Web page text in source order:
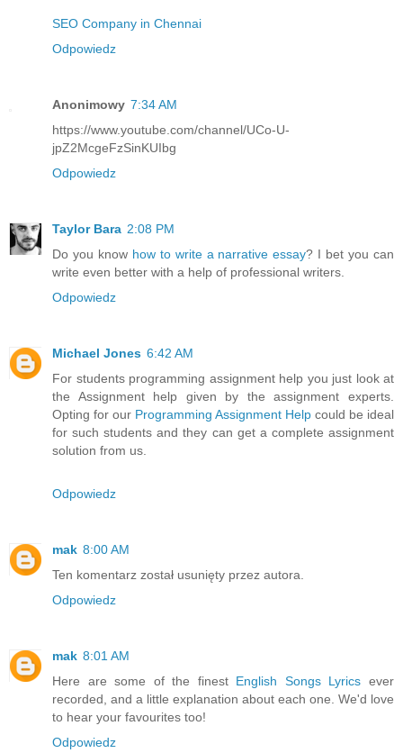
SEO Company in Chennai
Odpowiedz
Anonimowy 7:34 AM
https://www.youtube.com/channel/UCo-U-
jpZ2McgeFzSinKUIbg
Odpowiedz
Taylor Bara 2:08 PM
Do you know how to write a narrative essay? I bet you can
write even better with a help of professional writers.
Odpowiedz
Michael Jones 6:42 AM
For students programming assignment help you just look at
the Assignment help given by the assignment experts.
Opting for our Programming Assignment Help could be ideal
for such students and they can get a complete assignment
solution from us.
Odpowiedz
mak 8:00 AM
Ten komentarz został usunięty przez autora.
Odpowiedz
mak 8:01 AM
Here are some of the finest English Songs Lyrics ever
recorded, and a little explanation about each one. We'd love
to hear your favourites too!
Odpowiedz